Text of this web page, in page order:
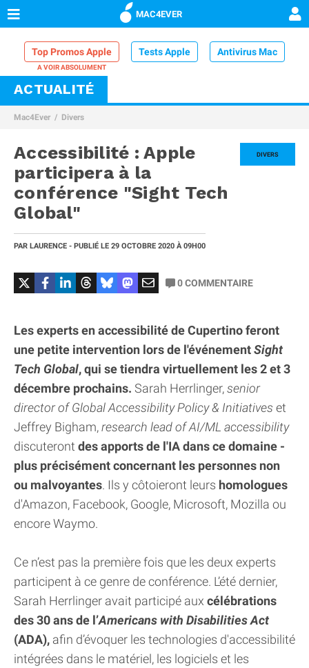
MAC4EVER
Top Promos Apple Tests Apple Antivirus Mac
VPN Mac
Comparatif iPhone
ACTUALITÉ
Mac4Ever Divers
DIVERS
Accessibilité : Apple
participera à la
conférence "Sight Tech
Global"
PAR LAURENCE - PUBLIÉ LE 29 OCTOBRE 2020 À 09H00
0COMMENTAIRE
Les experts en accessibilité de Cupertino feront
une petite intervention lors de l'événementSight
Tech Global, qui se tiendra virtuellement les 2 et 3
décembre prochains. Sarah Herrlinger,senior
director of Global Accessibility Policy & Initiatives et
Jeffrey Bigham,research lead of AI/ML accessibility
discuteront des apports de l'IA dans ce domaine -
plus précisément concernant les personnes non
ou malvoyantes. Ils y côtoieront leurs homologues
d'Amazon, Facebook, Google, Microsoft, Mozilla ou
encore Waymo.
Ce n’est pas la première fois que les deux experts
participent à ce genre de conférence. L’été dernier,
Sarah Herrlinger avait participé aux célébrations
des 30 ans de l’Americans with Disabilities Act
(ADA), afin d’évoquer les technologies d'accessibilité
intégrées dans le matériel, les logiciels et les